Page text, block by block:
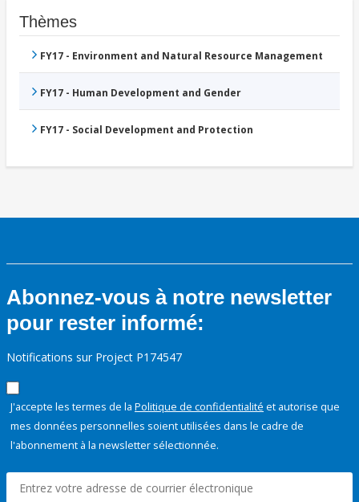
Thèmes
FY17 - Environment and Natural Resource Management
FY17 - Human Development and Gender
FY17 - Social Development and Protection
Abonnez-vous à notre newsletter
pour rester informé:
Notifications sur Project P174547
J'accepte les termes de la Politique de confidentialité et autorise que
mes données personnelles soient utilisées dans le cadre de
l'abonnement à la newsletter sélectionnée.